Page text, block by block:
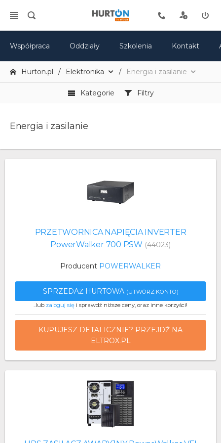
Współpraca Oddziały Szkolenia Kontakt
Hurton.pl Elektronika Energia i zasilanie
Kategorie Filtry
Energia i zasilanie
PRZETWORNICA NAPIĘCIA INVERTER
PowerWalker 700 PSW (44023)
Producent POWERWALKER
SPRZEDAŻ HURTOWA (UTWÓRZ KONTO)
..lub zaloguj się i sprawdź niższe ceny, oraz inne korzyści!
KUPUJESZ DETALICZNIE? PRZEJDŹ NA
ELTROX.PL